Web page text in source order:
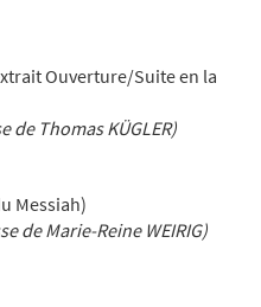
Ouverture/Suite en la
de Thomas KÜGLER)
Messiah)
de Marie-Reine WEIRIG)